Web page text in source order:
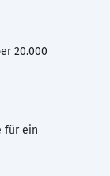
20.000
für ein